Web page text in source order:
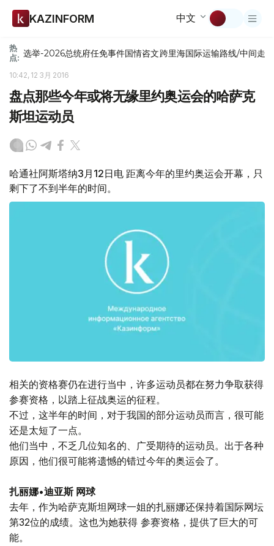
KAZINFORM 中文
热
点: 选举-2026总统府任免事件国情咨文跨里海国际运输路线/中间走廊
10:42, 12 3月 2016
盘点那些今年或将无缘里约奥运会的哈萨克
斯坦运动员
哈通社阿斯塔纳3月12日电 距离今年的里约奥运会开幕，只
剩下了不到半年的时间。
相关的资格赛仍在进行当中，许多运动员都在努力争取获得
参赛资格，以踏上征战奥运的征程。
不过，这半年的时间，对于我国的部分运动员而言，很可能
还是太短了一点。
他们当中，不乏几位知名的、广受期待的运动员。出于各种
原因，他们很可能将遗憾的错过今年的奥运会了。
扎丽娜•迪亚斯 网球
去年，作为哈萨克斯坦网球一姐的扎丽娜还保持着国际网坛
第32位的成绩。这也为她获得 参赛资格，提供了巨大的可
能。